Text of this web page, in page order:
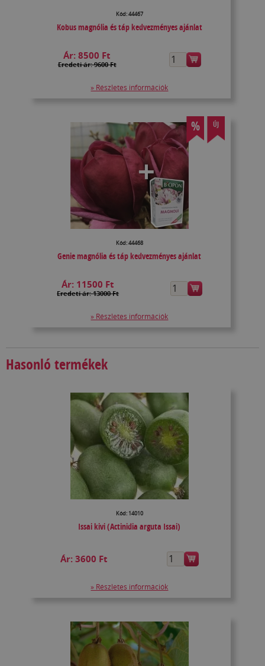
Kód: 44467
Kobus magnólia és táp kedvezményes ajánlat
Ár:8500 Ft
Eredeti ár: 9600 Ft
» Részletes információk
% ÚJ
Kód: 44468
Genie magnólia és táp kedvezményes ajánlat
Ár: 11500 Ft
Eredeti ár: 13000 Ft
» Részletes információk
Hasonló termékek
Kód: 14010
Issai kivi (Actinidia arguta Issai)
Ár:3600 Ft
» Részletes információk